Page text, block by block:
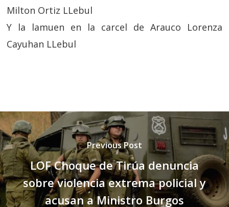
Milton Ortiz LLebul
Y la lamuen en la carcel de Arauco Lorenza
Cayuhan LLebul
Previous Post
LOF Choque de Tirúa denuncia
sobre violencia extrema policial y
acusan a Ministro Burgos